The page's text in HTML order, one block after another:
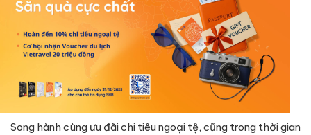
Song hành cùng ưu đãi chi tiêu ngoại tệ, cũng trong thời gian